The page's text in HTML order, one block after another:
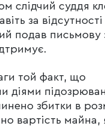
слідчий суддя
за відсутності
подав письмову
той факт, що
діями
збитки в
вартість майна,